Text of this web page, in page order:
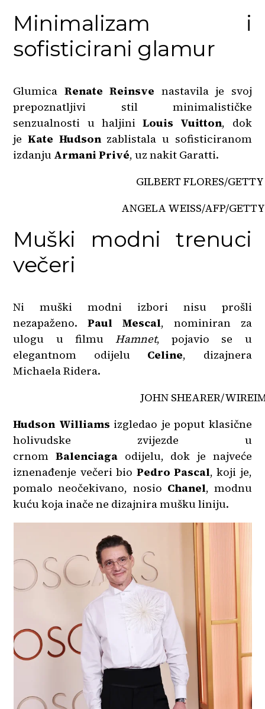
Minimalizam i
sofisticirani glamur
Glumica Renate Reinsve nastavila je svoj
prepoznatljivi stil minimalističke
senzualnosti u haljiniLouis Vuitton, dok
jeKate Hudsonzablistala u sofisticiranom
izdanju Armani Privé, uz nakit Garatti.
GILBERT FLORES/
ANGELA WEISS/AFP/
Muški modni trenuci
večeri
Ni muški modni izbori nisu prošli
nezapaženo.Paul Mescal, nominiran za
ulogu u filmu Hamnet, pojavio se u
elegantnom odijelu Celine, dizajnera
Michaela Ridera.
JOHN SHEARER/
Hudson Williams izgledao je poput klasične
holivudske zvijezde u
crnomBalenciaga odijelu, dok je najveće
iznenađenje večeri bio Pedro Pascal, koji je,
pomalo neočekivano, nosio Chanel, modnu
kuću koja inače ne dizajnira mušku liniju.